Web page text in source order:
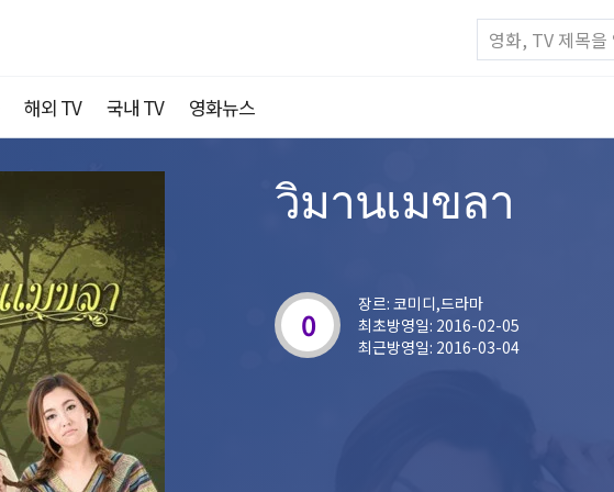
해외 TV 국내 TV 영화뉴스
วิมานเมขลา
0
장르: 코미디,드라마
최초방영일: 2016-02-05
최근방영일: 2016-03-04